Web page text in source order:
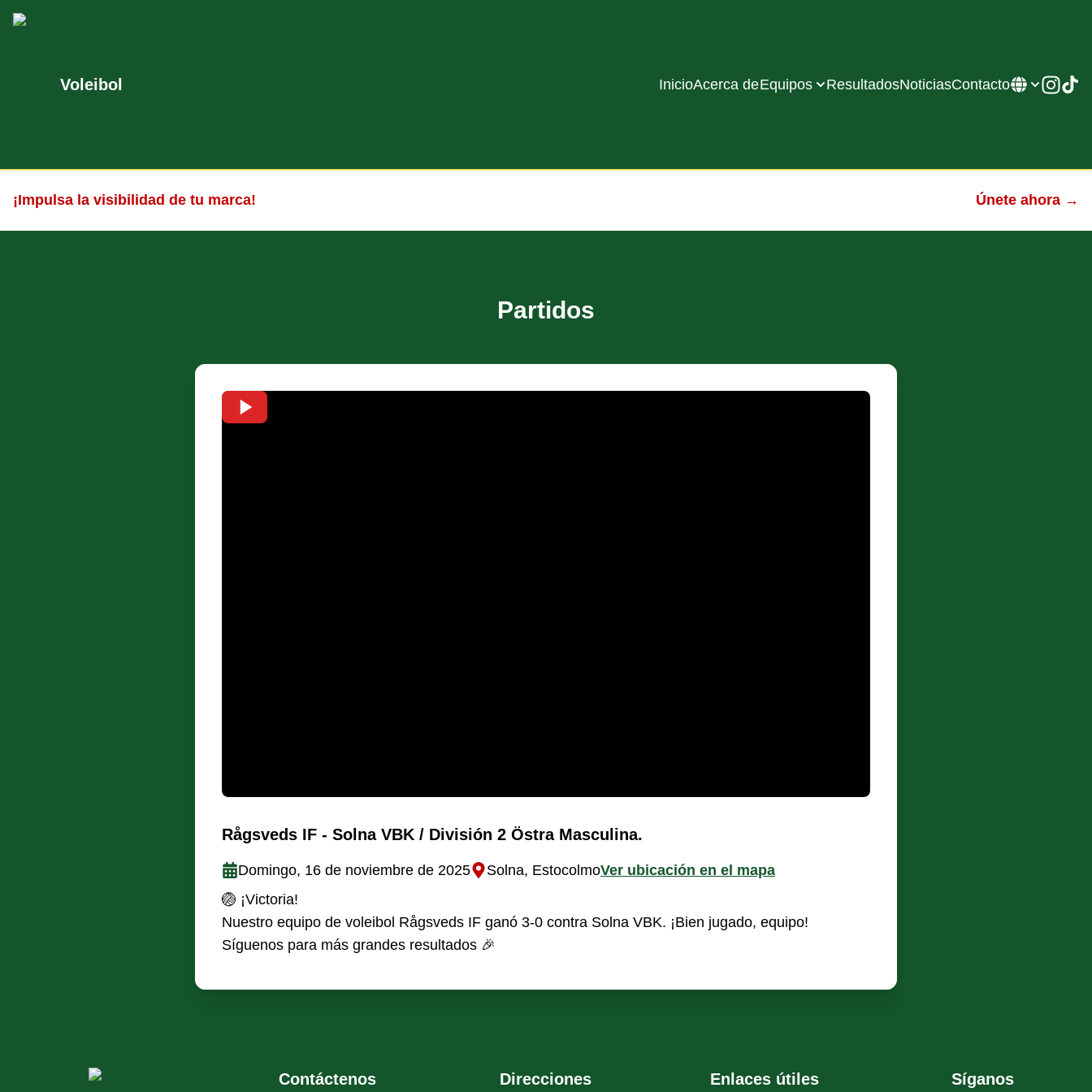
Voleibol InicioAcerca deEquipos ResultadosNoticiasContacto
¡Impulsa la visibilidad de tu marca! Únete ahora →
Partidos
Rågsveds IF - Solna VBK / División 2 Östra Masculina.
Domingo, 16 de noviembre de 2025 Solna, EstocolmoVer ubicación en el mapa
🏐 ¡Victoria!
Nuestro equipo de voleibol Rågsveds IF ganó 3-0 contra Solna VBK. ¡Bien jugado, equipo!
Síguenos para más grandes resultados 🎉
Contáctenos Direcciones Enlaces útiles Síganos